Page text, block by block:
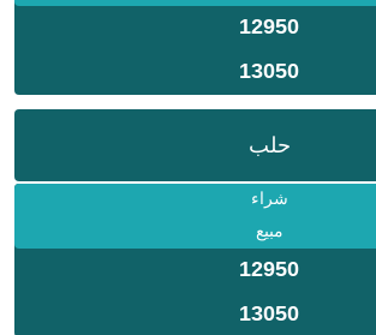
12950
13050
حلب
شراء
مبيع
12950
13050